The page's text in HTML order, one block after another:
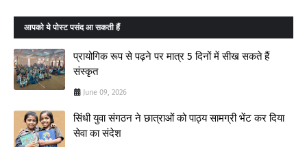
आपको ये पोस्ट पसंद आ सकती हैं
प्रायोगिक रूप से पढ़ने पर मात्र 5 दिनों में सीख सकते हैं
संस्कृत
June 09, 2026
सिंधी युवा संगठन ने छात्राओं को पाठ्य सामग्री भेंट कर दिया
सेवा का संदेश